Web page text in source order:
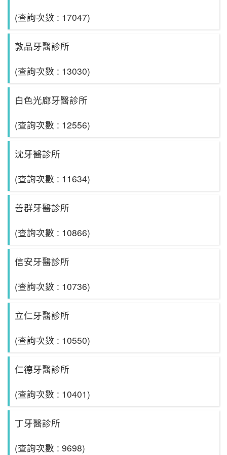
(查詢次數 : 17047)
敦品牙醫診所
(查詢次數 : 13030)
白色光廊牙醫診所
(查詢次數 : 12556)
沈牙醫診所
(查詢次數 : 11634)
善群牙醫診所
(查詢次數 : 10866)
信安牙醫診所
(查詢次數 : 10736)
立仁牙醫診所
(查詢次數 : 10550)
仁德牙醫診所
(查詢次數 : 10401)
丁牙醫診所
(查詢次數 : 9698)